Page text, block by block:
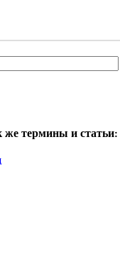
же термины и статьи: